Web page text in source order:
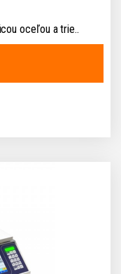
oceľou a trie..